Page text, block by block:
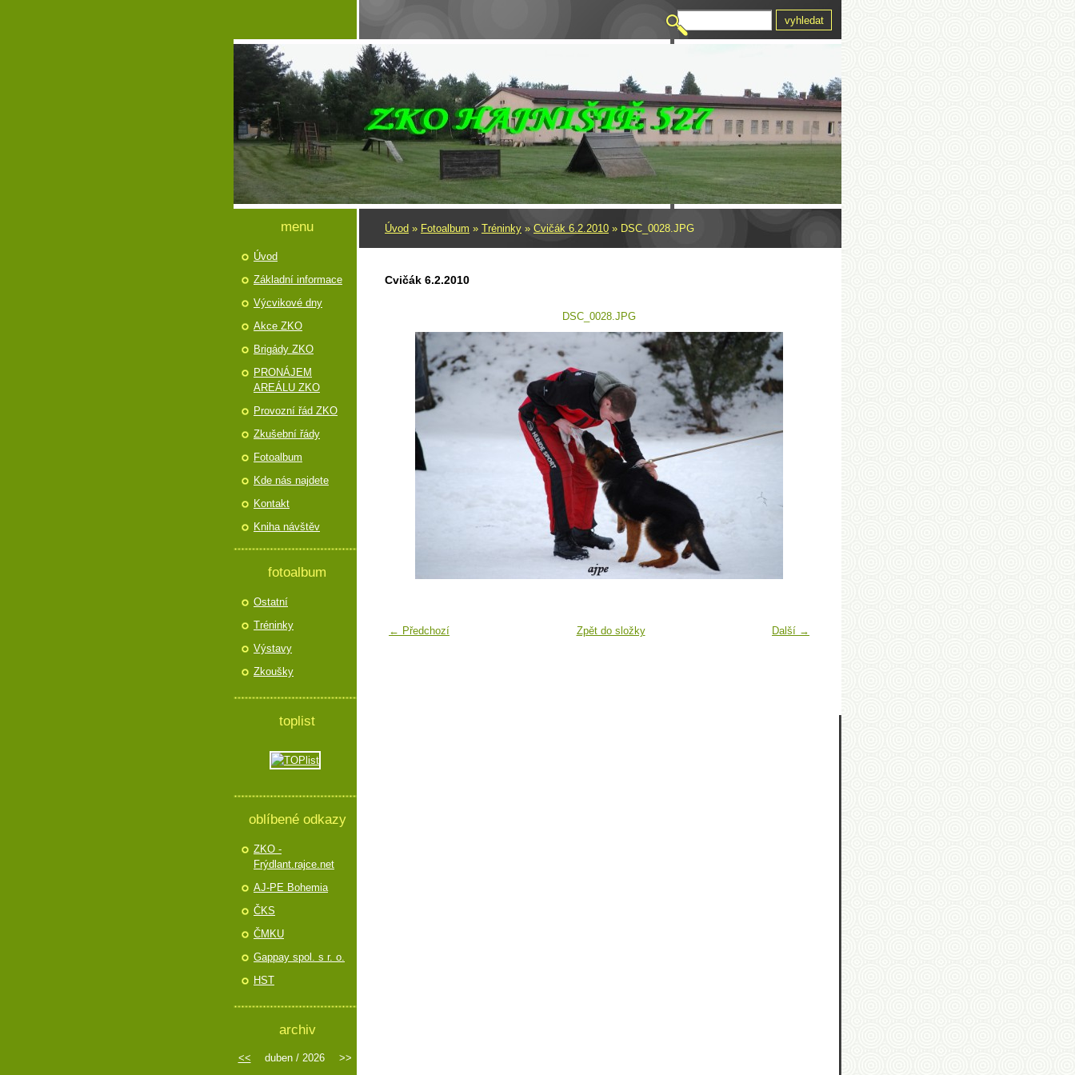
Úvod » Fotoalbum » Tréninky » Cvičák 6.2.2010 » DSC_0028.JPG
Cvičák 6.2.2010
DSC_0028.JPG
← Předchozí Další →
Zpět do složky
menu
Úvod
Základní informace
Výcvikové dny
Akce ZKO
Brigády ZKO
PRONÁJEM
AREÁLU ZKO
Provozní řád ZKO
Zkušební řády
Fotoalbum
Kde nás najdete
Kontakt
Kniha návštěv
fotoalbum
Ostatní
Tréninky
Výstavy
Zkoušky
toplist
oblíbené odkazy
ZKO -
Frýdlant.rajce.net
AJ-PE Bohemia
ČKS
ČMKU
Gappay spol. s r. o.
HST
archiv
<< duben / 2026 >>